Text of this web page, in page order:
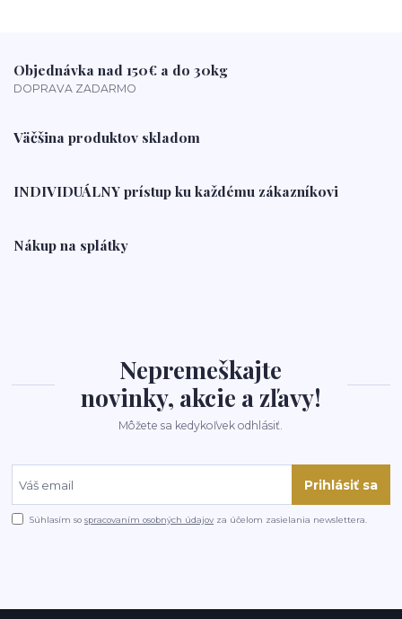
Objednávka nad 150€ a do 30kg
DOPRAVA ZADARMO
Väčšina produktov skladom
INDIVIDUÁLNY prístup ku každému zákazníkovi
Nákup na splátky
Nepremeškajte
novinky, akcie a zľavy!
Môžete sa kedykoľvek odhlásiť.
Prihlásiť sa
Súhlasím sospracovaním osobných údajov za účelom zasielania newslettera.